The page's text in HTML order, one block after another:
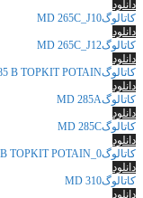
دانلود
کاتالوگMD 265C_J10
دانلود
کاتالوگMD 265C_J12
دانلود
کاتالوگMD 285 B TOPKIT POTAIN
دانلود
کاتالوگMD 285A
دانلود
کاتالوگMD 285C
دانلود
کاتالوگMD 305 B TOPKIT POTAIN_0
دانلود
کاتالوگMD 310
دانلود